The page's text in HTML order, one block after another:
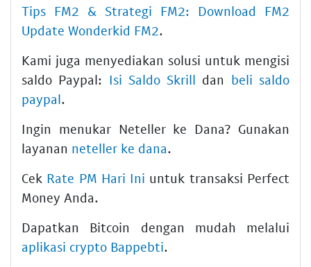
Tips FM2 & Strategi FM2: Download FM2
Update Wonderkid FM2.
Kami juga menyediakan solusi untuk mengisi
saldo Paypal: Isi Saldo Skrill dan beli saldo
paypal.
Ingin menukar Neteller ke Dana? Gunakan
layanan neteller ke dana.
Cek Rate PM Hari Ini untuk transaksi Perfect
Money Anda.
Dapatkan Bitcoin dengan mudah melalui
aplikasi crypto Bappebti.